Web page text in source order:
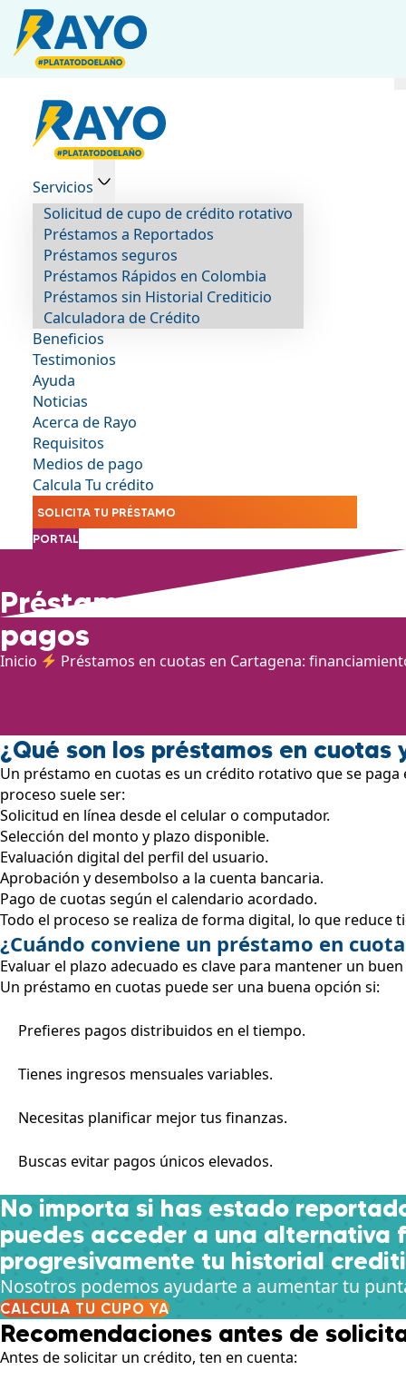
Servicios
Solicitud de cupo de crédito rotativo
Préstamos a Reportados
Préstamos seguros
Préstamos Rápidos en Colombia
Préstamos sin Historial Crediticio
Calculadora de Crédito
Beneficios
Testimonios
Ayuda
Noticias
Acerca de Rayo
Requisitos
Medios de pago
Calcula Tu crédito
SOLICITA TU PRÉSTAMO
PORTAL
Préstamos en cuotas en
pagos
Inicio Préstamos en cuotas en Cartagena:
¿Qué son los préstamos en cuotas
Un préstamo en cuotas es un crédito rotativo que se
proceso suele ser:
Solicitud en línea desde el celular o computador.
Selección del monto y plazo disponible.
Evaluación digital del perfil del usuario.
Aprobación y desembolso a la cuenta bancaria.
Pago de cuotas según el calendario acordado.
Todo el proceso se realiza de forma digital, lo que reduce
¿Cuándo conviene un préstamo en
Evaluar el plazo adecuado es clave para mantener un
Un préstamo en cuotas puede ser una buena opción si:
Prefieres pagos distribuidos en el tiempo.
Tienes ingresos mensuales variables.
Necesitas planificar mejor tus finanzas.
Buscas evitar pagos únicos elevados.
No importa si has estado
puedes acceder a una alternativa
progresivamente tu historial
Nosotros podemos ayudarte a aumentar tu
CALCULA TU CUPO YA
Recomendaciones antes de
Antes de solicitar un crédito, ten en cuenta: